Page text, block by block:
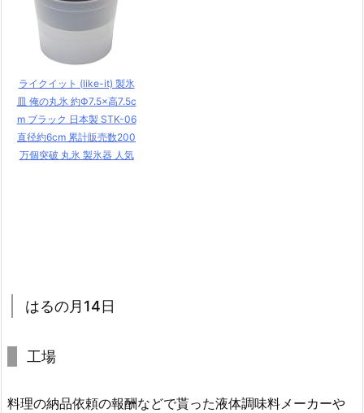
ライクイット (like-it) 製氷
皿 俺の丸氷 約Ф7.5×高7.5c
m ブラック 日本製 STK-06
直径約6cm 累計販売数200
万個突破 丸氷 製氷器 人気
はるの月14日
工場
料理の納品依頼の報酬などで貰った液体調味料メーカーや